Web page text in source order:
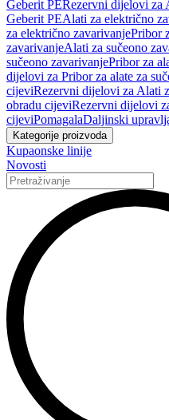
Geberit PERezervni dijelovi za
Geberit PEAlati za električno
za električno zavarivanjePribor
zavarivanjeAlati za sučeono
sučeono zavarivanjePribor za
dijelovi za Pribor za alate za
cijeviRezervni dijelovi za Alati
obradu cijeviRezervni dijelovi
cijeviPomagalaDaljinski
Kategorije proizvoda
Kupaonske linije
Novosti